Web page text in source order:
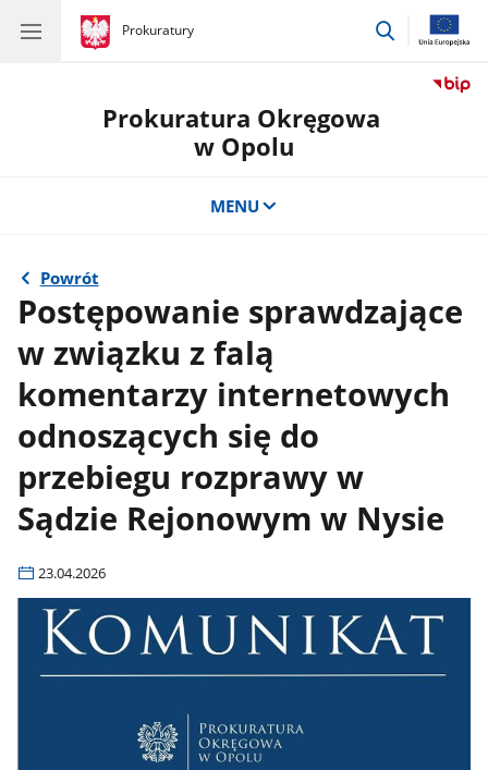
gov.pl
Prokuratury
gov.pl
Prokuratury
przejdź
Prokuratura Okręgowa
w Opolu
MENU
Powrót
Postępowanie sprawdzające
w związku z falą
komentarzy internetowych
odnoszących się do
przebiegu rozprawy w
Sądzie Rejonowym w Nysie
23.04.2026